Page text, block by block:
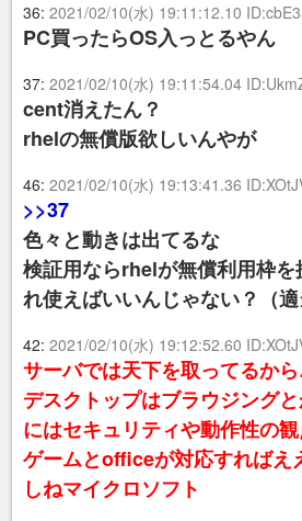
36: 2021/02/10(水) 19:11:12.10
PC買ったらOS入っとるやん
37: 2021/02/10(水) 19:11:54.04
cent消えたん？
rhelの無償版欲しいんやが
46: 2021/02/10(水) 19:13:41.36
>>37
色々と動きは出てるな
検証用ならrhelが無償利用枠
れ使えばいいんじゃない？（適
42: 2021/02/10(水) 19:12:52.60
サーバでは天下を取ってるか
デスクトップはブラウジング
にはセキュリティや動作性の
ゲームとofficeが対応すればえ
しねマイクロソフト